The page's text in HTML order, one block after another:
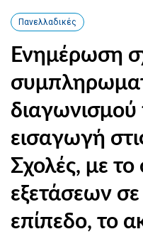
Πανελλαδικές
Ενημέρωση
διαγωνισμού
εισαγωγή
Σχολές, με
εξετάσεων
επίπεδο, το